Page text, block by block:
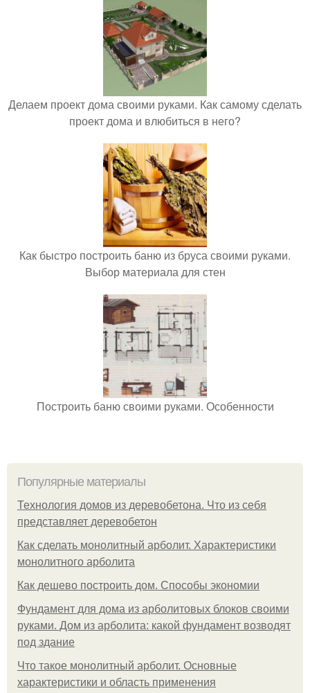
Делаем проект дома своими руками. Как самому сделать
проект дома и влюбиться в него?
Как быстро построить баню из бруса своими руками.
Выбор материала для стен
Построить баню своими руками. Особенности
Популярные материалы
Технология домов из деревобетона. Что из себя
представляет деревобетон
Как сделать монолитный арболит. Характеристики
монолитного арболита
Как дешево построить дом. Способы экономии
Фундамент для дома из арболитовых блоков своими
руками. Дом из арболита: какой фундамент возводят
под здание
Что такое монолитный арболит. Основные
характеристики и область применения